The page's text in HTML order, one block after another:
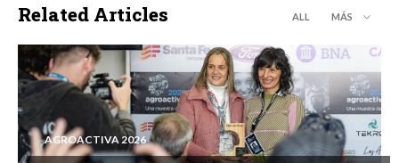
Related Articles ALL MÁS
AGROACTIVA 2026